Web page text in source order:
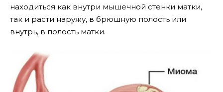
находиться как внутри мышечной стенки матки,
так и расти наружу, в брюшную полость или
внутрь, в полость матки.